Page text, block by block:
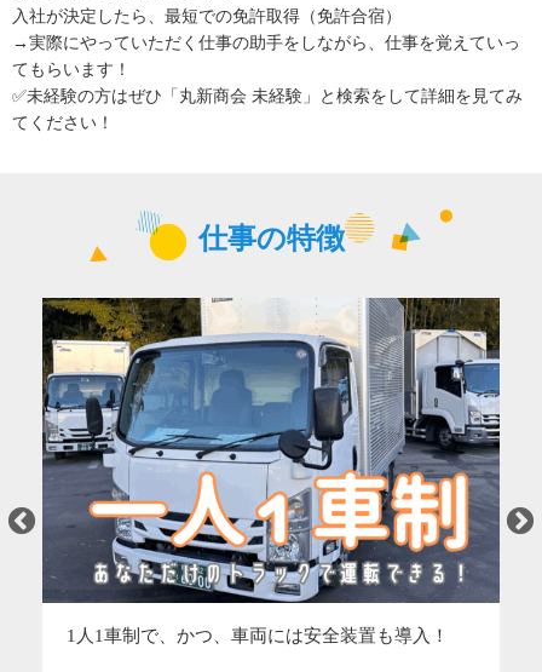
入社が決定したら、最短での免許取得（免許合宿）
→実際にやっていただく仕事の助手をしながら、仕事を覚えていっ
てもらいます！
✅未経験の方はぜひ「丸新商会 未経験」と検索をして詳細を見てみ
てください！
仕事の特徴
1人1車制で、かつ、車両には安全装置も導入！